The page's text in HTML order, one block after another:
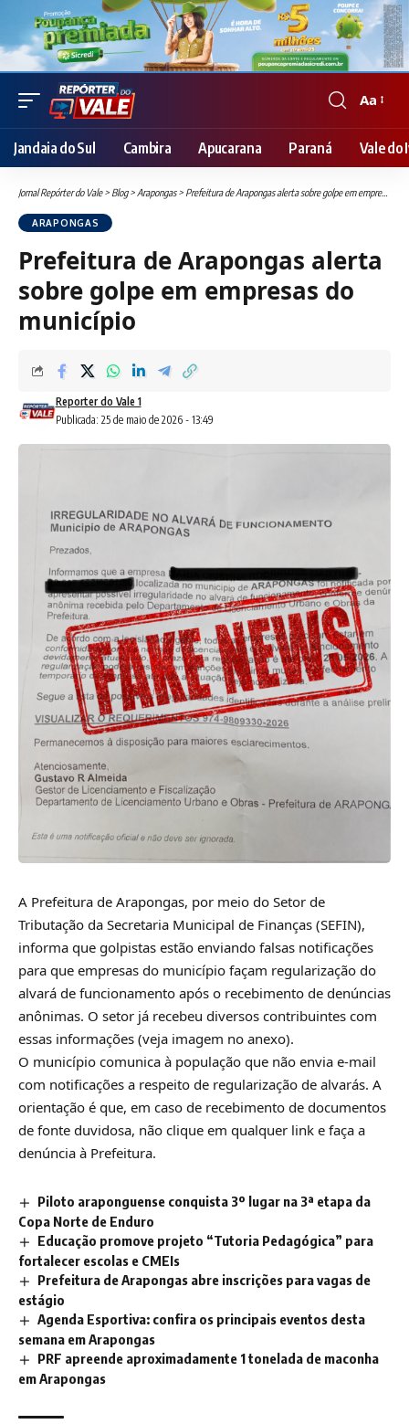
Font
Resizer
Aa
Jandaia do Sul Cambira Apucarana Paraná Vale do
Jornal Repórter do Vale> Blog>Arapongas> Prefeitura de Arapongas alerta sobre golpe em empresas do município
ARAPONGAS
Prefeitura de Arapongas alerta
sobre golpe em empresas do
município
Publicada: 25 de maio de 2026 - 13:49
Reporter do Vale 1
A Prefeitura de Arapongas, por meio do Setor de
Tributação da Secretaria Municipal de Finanças (SEFIN),
informa que golpistas estão enviando falsas notificações
para que empresas do município façam regularização do
alvará de funcionamento após o recebimento de denúncias
anônimas. O setor já recebeu diversos contribuintes com
essas informações (veja imagem no anexo).
O município comunica à população que não envia e-mail
com notificações a respeito de regularização de alvarás. A
orientação é que, em caso de recebimento de documentos
de fonte duvidosa, não clique em qualquer link e faça a
denúncia à Prefeitura.
Piloto araponguense conquista 3º lugar na 3ª etapa da
Copa Norte de Enduro
Educação promove projeto “Tutoria Pedagógica” para
fortalecer escolas e CMEIs
Prefeitura de Arapongas abre inscrições para vagas de
estágio
Agenda Esportiva: confira os principais eventos desta
semana em Arapongas
PRF apreende aproximadamente 1 tonelada de maconha
em Arapongas